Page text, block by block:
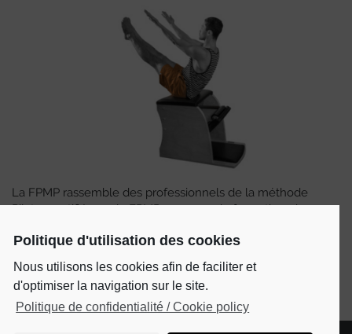
Politique d'utilisation des cookies
Nous utilisons les cookies afin de faciliter et
d'optimiser la navigation sur le site.
Politique de confidentialité / Cookie policy
La FPMP rassemble des professionnels de la méthode
Pilates certifiés par la FPMP, en cours de formation, des
ADHÉRER